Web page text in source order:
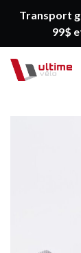
Transport
99$